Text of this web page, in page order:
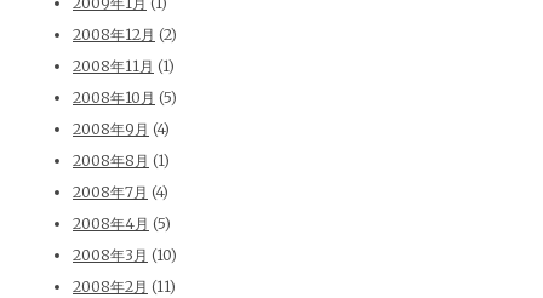
2008年12月 (2)
2008年11月 (1)
2008年10月 (5)
2008年9月 (4)
2008年8月 (1)
2008年7月 (4)
2008年4月 (5)
2008年3月 (10)
2008年2月 (11)